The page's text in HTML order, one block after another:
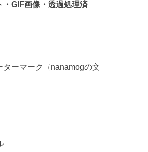
・GIF画像・透過処理済
ーマーク（nanamogの文